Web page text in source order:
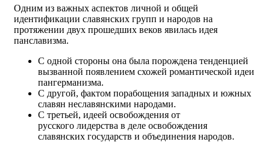
Одним из важных аспектов личной и общей
идентификации славянских групп и народов на
протяжении двух прошедших веков явилась идея
панславизма.
С одной стороны она была порождена тенденцией
вызванной появлением схожей романтической идеи
пангерманизма.
С другой, фактом порабощения западных и южных
славян неславянскими народами.
С третьей, идеей освобождения от
русского лидерства в деле освобождения
славянских государств и объединения народов.